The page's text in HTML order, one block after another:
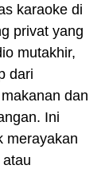
karaoke di
privat yang
mutakhir,
dari
dan
Ini
merayakan